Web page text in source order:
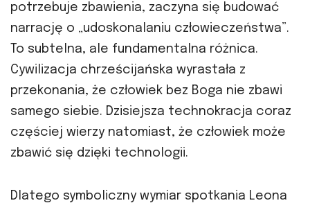
potrzebuje zbawienia, zaczyna się budować
narrację o „udoskonalaniu człowieczeństwa”.
To subtelna, ale fundamentalna różnica.
Cywilizacja chrześcijańska wyrastała z
przekonania, że człowiek bez Boga nie zbawi
samego siebie. Dzisiejsza technokracja coraz
częściej wierzy natomiast, że człowiek może
zbawić się dzięki technologii.
Dlatego symboliczny wymiar spotkania Leona